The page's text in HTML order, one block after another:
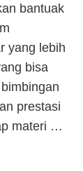
bantuak
yang lebih
bisa
prestasi
materi …